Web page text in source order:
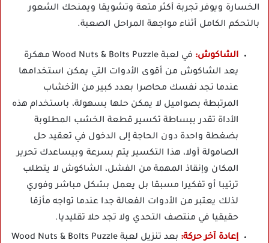
الخسارة ويوفر تجربة أكثر متعة وتشويقا ويمنحك الشعور
بالتحكم الكامل أثناء مواجهة المراحل الصعبة.
الشاكوش:
في لعبة Wood Nuts & Bolts Puzzle مهكرة
يعد الشاكوش من أقوى الأدوات التي يمكن استخدامها
عندما تجد نفسك محاصرا بعدد كبير من الأخشاب
المرتبطة بصواميل لا يمكن حلها بسهولة، باستخدام هذه
الأداة تقدر ببساطة تكسير قطعة الخشب المطلوبة
بضغطة واحدة دون الحاجة إلى الدخول في تعقيد حل
الصامولة أولا، هذا التكسير يتم بسرعة وبيساعدك تحرير
المكان وإنقاذ المهمة من الفشل، الشاكوش لا يتطلب
ترتيبا أو تفكيرا مسبقا بل يعمل بشكل مباشر وفوري
لذلك يعتبر من الأدوات الفعالة جدا عندما تواجه مأزقا
حقيقيا في منتصف التحدي ولا تجد حلا تقليديا.
إعادة آخر حركة:
بعد تنزيل لعبة Wood Nuts & Bolts Puzzle